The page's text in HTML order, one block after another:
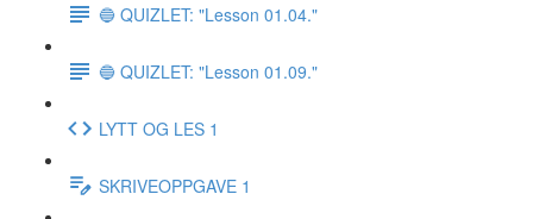
🔵 QUIZLET: "Lesson 01.04."
🔵 QUIZLET: "Lesson 01.09."
LYTT OG LES 1
SKRIVEOPPGAVE 1